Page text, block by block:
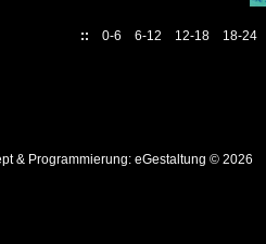
:: 0-6 6-12 12-18 18-
& Programmierung: eGestaltung © 2026